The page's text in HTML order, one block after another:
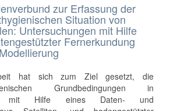
zur Erfassung der
Situation von
Untersuchungen mit Hilfe
Fernerkundung
hat sich zum Ziel gesetzt, die
Grundbedingungen in
mit Hilfe eines Daten- und